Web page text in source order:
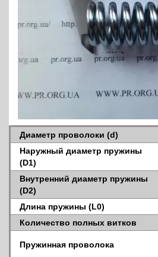
Диаметр проволоки (d)
Наружный диаметр пружины
(D1)
Внутренний диаметр пружины
(D2)
Длина пружины (L0)
Количество полных витков
Пружинная проволока